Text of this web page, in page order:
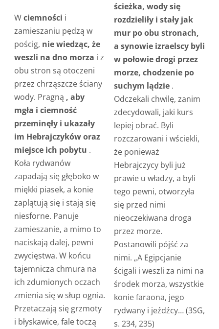
Wciemności i
zamieszaniu pędzą w
pościg, nie wiedząc, że
weszli na dno morza i z
obu stron są otoczeni
przez chrząszcze ściany
wody. Pragną , aby
mgła i ciemność
przeminęły i ukazały
im Hebrajczyków oraz
miejsce ich pobytu .
Koła rydwanów
zapadają się głęboko w
miękki piasek, a konie
zaplątują się i stają się
niesforne. Panuje
zamieszanie, a mimo to
naciskają dalej, pewni
zwycięstwa. W końcu
tajemnicza chmura na
ich zdumionych oczach
zmienia się w słup ognia.
Przetaczają się grzmoty
i błyskawice, fale toczą
ścieżka, wody się
rozdzieliły i stały jak
mur po obu stronach,
a synowie izraelscy byli
w połowie drogi przez
morze, chodzenie po
suchym lądzie.
Odczekali chwilę, zanim
zdecydowali, jaki kurs
lepiej obrać. Byli
rozczarowani i wściekli,
że ponieważ
Hebrajczycy byli już
prawie u władzy, a byli
tego pewni, otworzyła
się przed nimi
nieoczekiwana droga
przez morze.
Postanowili pójść za
nimi. „A Egipcjanie
ścigali i weszli za nimi na
środek morza, wszystkie
konie faraona, jego
rydwany i jeźdźcy… (3SG,
s. 234, 235)